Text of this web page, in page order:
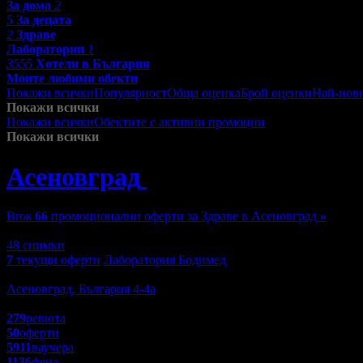
За дома 2
5 За децата
2 Здраве
Лаборатории 1
3555 Хотели в България
Моите любими обекти
Покажи всичкиПопулярностОбща оценкаБрой оценкиНай-
Покажи всички
Покажи всичкиОбектите с активни промоции
Покажи всички
Асеновград
Виж 66 промоционални оферти за Здраве в Асеновград »
48 снимки
7 текущи оферти Лаборатория Бодимед
Асеновград, България 4-4а
279ревюта
50оферти
5911ваучера